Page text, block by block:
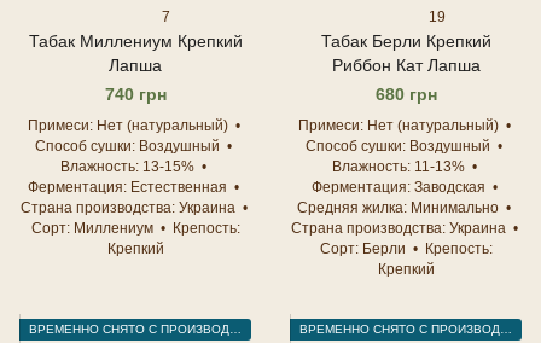
7
Табак Миллениум Крепкий
Лапша
740 грн
Примеси
Нет (натуральный)
Способ сушки
Воздушный
Влажность 13-15%
Ферментация
Естественная
Страна производства Украина
Сорт
Миллениум
Крепость
Крепкий
19
Табак Берли Крепкий
Риббон Кат Лапша
680 грн
Примеси
Нет (натуральный)
Способ сушки
Воздушный
Влажность 11-13%
Ферментация Заводская
Средняя жилка Минимально
Страна производства Украина
Сорт
Берли
Крепость
Крепкий